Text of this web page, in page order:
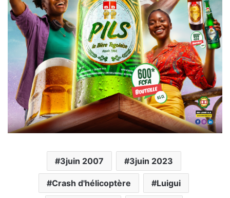
3juin 2007 3juin 2023
Crash d'hélicoptère Luigui